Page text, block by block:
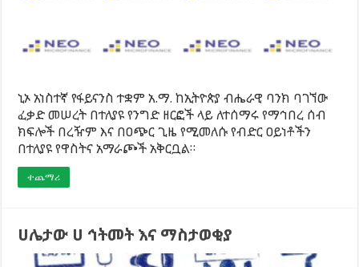
ኒኦ አነስተኛ የፋይናንስ ተቋም አ.ማ. ከኢትዮጵያ ብሔራዊ ባንክ ባገኘው
ፈቃድ መሠረት በተለያዩ የንግድ ዘርፎች ላይ ለተሰማሩ የማኅበረ ሰብ
ክፍሎች በረዥም እና በዐጭር ጊዜ የሚመለሱ የብድር ዐይነቶችን
በተለያዩ የዋስትና አማራጮች አቅርቧል።
ተጨማሪ
ሀሌታው ሀ ኅትመት እና ማስታወቂያ